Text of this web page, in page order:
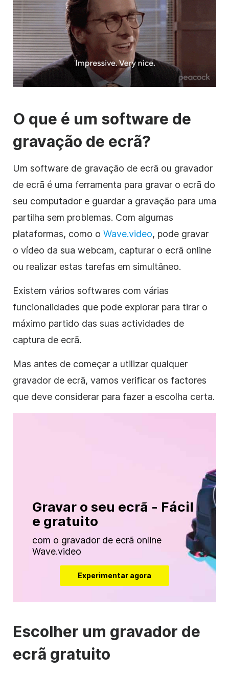
O que é um software de
gravação de ecrã?
Um software de gravação de ecrã ou gravador
de ecrã é uma ferramenta para gravar o ecrã do
seu computador e guardar a gravação para uma
partilha sem problemas. Com algumas
plataformas, como o Wave.video, pode gravar
o vídeo da sua webcam, capturar o ecrã online
ou realizar estas tarefas em simultâneo.
Existem vários softwares com várias
funcionalidades que pode explorar para tirar o
máximo partido das suas actividades de
captura de ecrã.
Mas antes de começar a utilizar qualquer
gravador de ecrã, vamos verificar os factores
que deve considerar para fazer a escolha certa.
Gravar o seu ecrã - Fácil
e gratuito
com o gravador de ecrã online
Wave.video
Experimentar agora
Escolher um gravador de
ecrã gratuito